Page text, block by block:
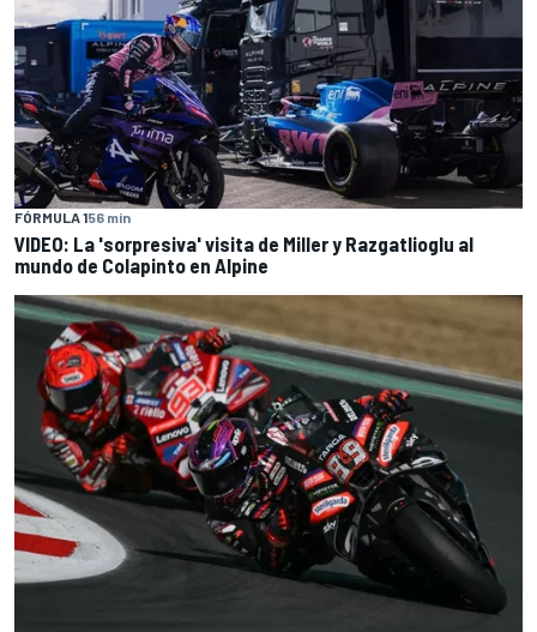
FÓRMULA 156 min
VIDEO: La 'sorpresiva' visita de Miller y Razgatlioglu al
mundo de Colapinto en Alpine